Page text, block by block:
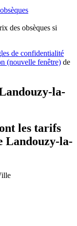
des obsèques si
de confidentialité
(nouvelle fenêtre) de
la-
les tarifs
Landouzy-la-